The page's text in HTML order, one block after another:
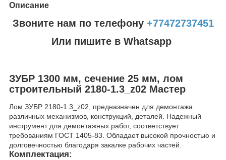
Описание
Звоните нам по телефону +77472737451
Или пишите в Whatsapp
ЗУБР 1300 мм, сечение 25 мм, лом
строительный 2180-1.3_z02 Мастер
Лом ЗУБР 2180-1.3_z02, предназначен для демонтажа
различных механизмов, конструкций, деталей. Надежный
инструмент для демонтажных работ, соответствует
требованиям ГОСТ 1405-83. Обладает высокой прочностью и
долговечностью благодаря закалке рабочих частей.
Комплектация: